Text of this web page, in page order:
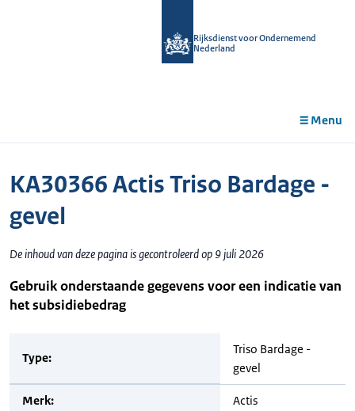
Rijksdienst voor Ondernemend
Nederland
Menu
KA30366 Actis Triso Bardage -
gevel
De inhoud van deze pagina is gecontroleerd op 9 juli 2026
Gebruik onderstaande gegevens voor een indicatie van
het subsidiebedrag
Type:
Triso Bardage -
gevel
Merk: Actis